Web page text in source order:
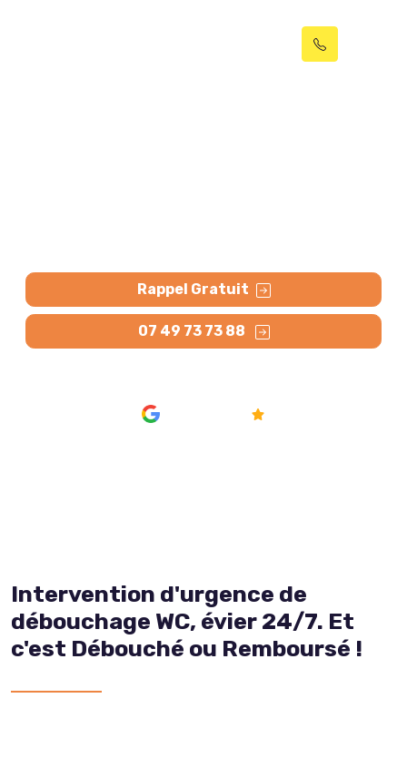
Rappel Gratuit
07 49 73 73 88
Intervention d'urgence de
débouchage WC, évier 24/7. Et
c'est Débouché ou Remboursé !